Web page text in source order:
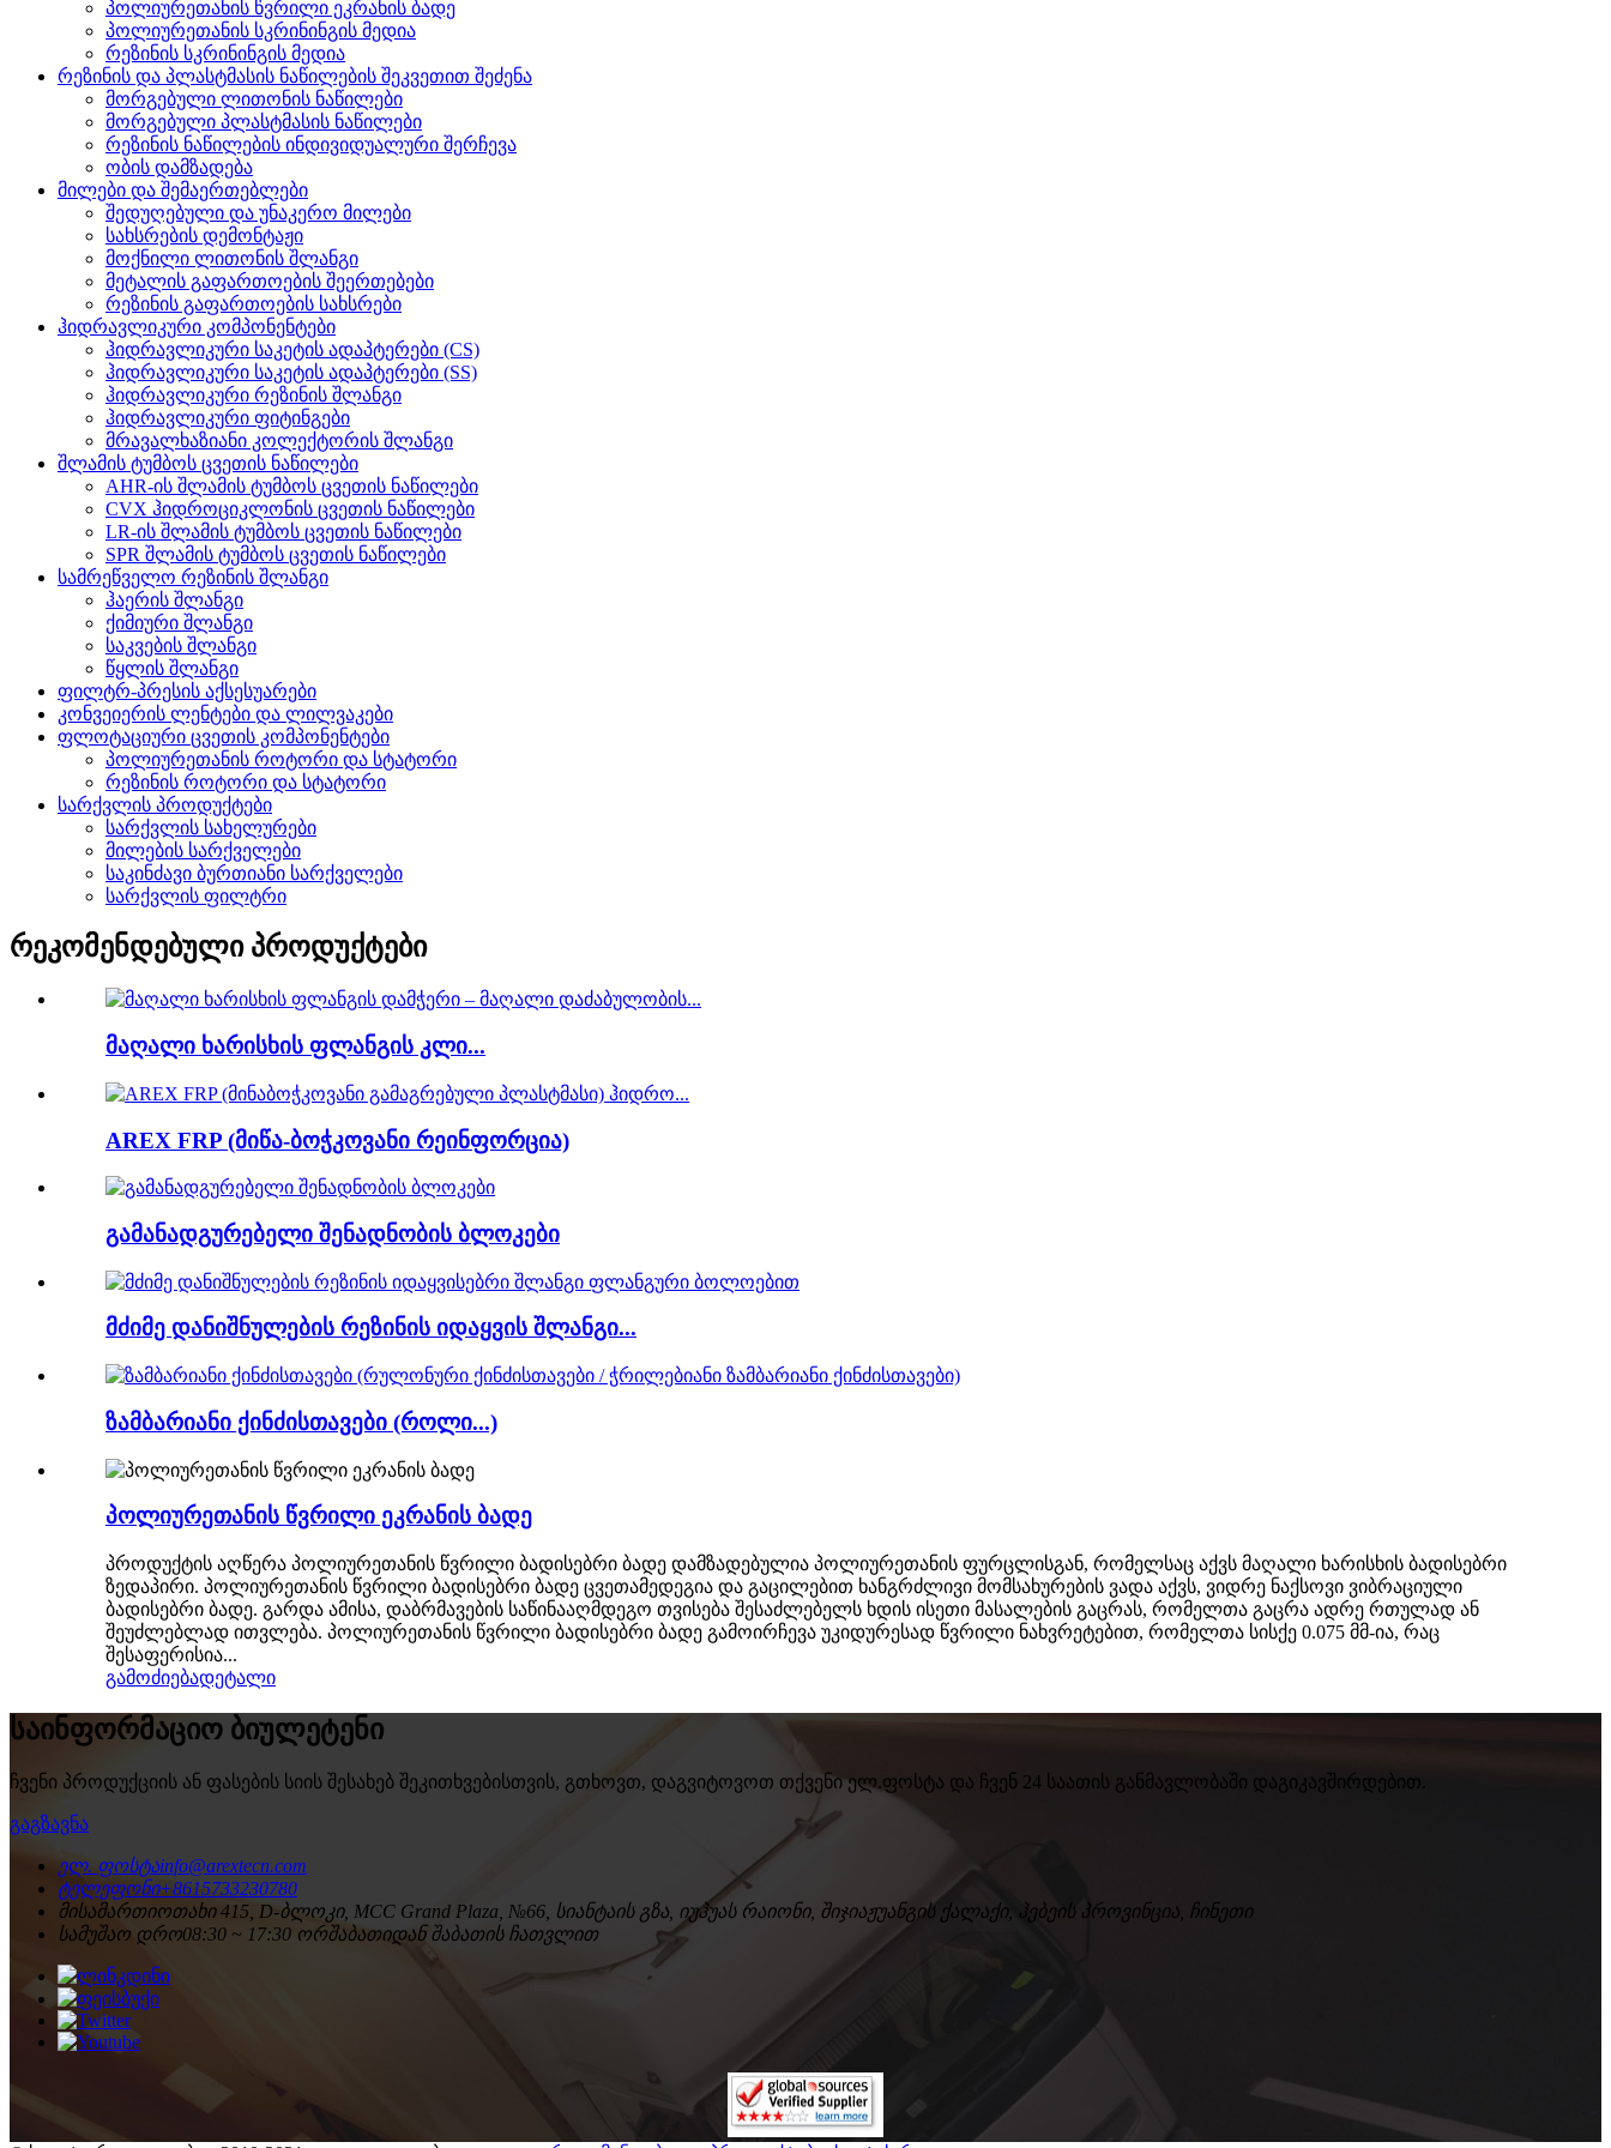
პოლიურეთანის წვრილი ეკრანის ბადე
პოლიურეთანის სკრინინგის მედია
რეზინის სკრინინგის მედია
რეზინის და პლასტმასის ნაწილების შეკვეთით შეძენა
მორგებული ლითონის ნაწილები
მორგებული პლასტმასის ნაწილები
რეზინის ნაწილების ინდივიდუალური შერჩევა
ობის დამზადება
მილები და შემაერთებლები
შედუღებული და უნაკერო მილები
სახსრების დემონტაჟი
მოქნილი ლითონის შლანგი
მეტალის გაფართოების შეერთებები
რეზინის გაფართოების სახსრები
ჰიდრავლიკური კომპონენტები
ჰიდრავლიკური საკეტის ადაპტერები (CS)
ჰიდრავლიკური საკეტის ადაპტერები (SS)
ჰიდრავლიკური რეზინის შლანგი
ჰიდრავლიკური ფიტინგები
მრავალხაზიანი კოლექტორის შლანგი
შლამის ტუმბოს ცვეთის ნაწილები
AHR-ის შლამის ტუმბოს ცვეთის ნაწილები
CVX ჰიდროციკლონის ცვეთის ნაწილები
LR-ის შლამის ტუმბოს ცვეთის ნაწილები
SPR შლამის ტუმბოს ცვეთის ნაწილები
სამრეწველო რეზინის შლანგი
ჰაერის შლანგი
ქიმიური შლანგი
საკვების შლანგი
წყლის შლანგი
ფილტრ-პრესის აქსესუარები
კონვეიერის ლენტები და ლილვაკები
ფლოტაციური ცვეთის კომპონენტები
პოლიურეთანის როტორი და სტატორი
რეზინის როტორი და სტატორი
სარქვლის პროდუქტები
სარქვლის სახელურები
მილების სარქველები
საკინძავი ბურთიანი სარქველები
სარქვლის ფილტრი
რეკომენდებული პროდუქტები
მაღალი ხარისხის ფლანგის კლი...
AREX FRP (მიწა-ბოჭკოვანი რეინფორცია)
გამანადგურებელი შენადნობის ბლოკები
მძიმე დანიშნულების რეზინის იდაყვის შლანგი...
ზამბარიანი ქინძისთავები (როლი...)
პოლიურეთანის წვრილი ეკრანის ბადე
პროდუქტის აღწერა პოლიურეთანის წვრილი ბადისებრი ბადე დამზადებულია პოლიურეთანის ფურცლისგან, რომელსაც აქვს მაღალი ხარისხის ბადისებრი
ზედაპირი. პოლიურეთანის წვრილი ბადისებრი ბადე ცვეთამედეგია და გაცილებით ხანგრძლივი მომსახურების ვადა აქვს, ვიდრე ნაქსოვი ვიბრაციული
ბადისებრი ბადე. გარდა ამისა, დაბრმავების საწინააღმდეგო თვისება შესაძლებელს ხდის ისეთი მასალების გაცრას, რომელთა გაცრა ადრე რთულად ან
შეუძლებლად ითვლება. პოლიურეთანის წვრილი ბადისებრი ბადე გამოირჩევა უკიდურესად წვრილი ნახვრეტებით, რომელთა სისქე 0.075 მმ-ია, რაც
შესაფერისია...
გამოძიებადეტალი
საინფორმაციო ბიულეტენი
ჩვენი პროდუქციის ან ფასების სიის შესახებ შეკითხვებისთვის, გთხოვთ, დაგვიტოვოთ თქვენი ელ.ფოსტა და ჩვენ 24 საათის განმავლობაში დაგიკავშირდებით.
გაგზავნა
ელ. ფოსტაinfo@arextecn.com
ტელეფონი+8615733230780
მისამართიოთახი 415, D-ბლოკი, MCC Grand Plaza, №66, სიანტაის გზა, იუჰუას რაიონი, შიჯიაჟუანგის ქალაქი, ჰებეის პროვინცია, ჩინეთი
სამუშაო დრო08:30 ~ 17:30 ორშაბათიდან შაბათის ჩათვლით